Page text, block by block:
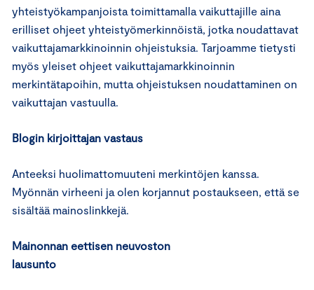
yhteistyökampanjoista toimittamalla vaikuttajille aina
erilliset ohjeet yhteistyömerkinnöistä, jotka noudattavat
vaikuttajamarkkinoinnin ohjeistuksia. Tarjoamme tietysti
myös yleiset ohjeet vaikuttajamarkkinoinnin
merkintätapoihin, mutta ohjeistuksen noudattaminen on
vaikuttajan vastuulla.
Blogin kirjoittajan vastaus
Anteeksi huolimattomuuteni merkintöjen kanssa.
Myönnän virheeni ja olen korjannut postaukseen, että se
sisältää mainoslinkkejä.
Mainonnan eettisen neuvoston
lausunto